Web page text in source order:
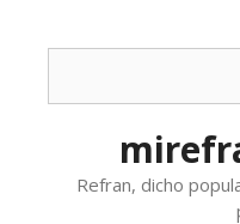
Refran, dicho